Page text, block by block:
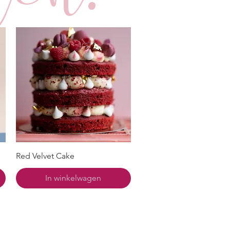
Red Velvet Cake
In winkelwagen